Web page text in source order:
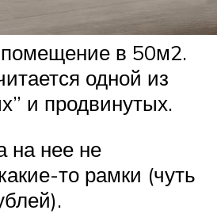
помещение в 50м2.
одной из
и продвинутых.
на нее не
то рамки (чуть